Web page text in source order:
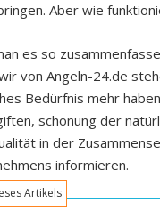
Aber wie
es so
von Angeln-24.de
Bedürfnis mehr
schonung der
in der
informieren.
Artikels